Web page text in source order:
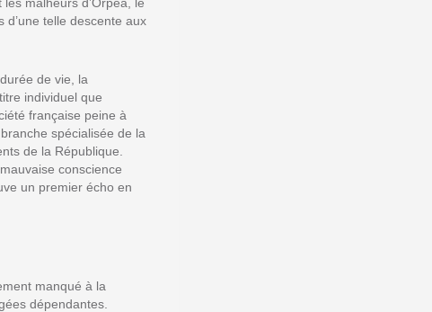
telle descente aux
de vie, la
individuel que
française peine à
spécialisée de la
de la République.
conscience
un premier écho en
manqué à la
dépendantes.